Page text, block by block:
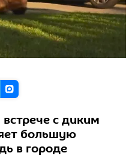
с диким
большую
в городе